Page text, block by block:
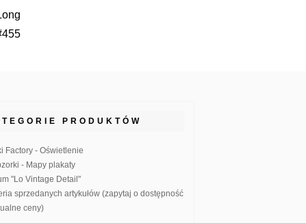
PRODUKTÓW
Factory - Oświetlenie
- Mapy plakaty
"Lo Vintage Detail"
sprzedanych artykułów (zapytaj o dostępność
ceny)